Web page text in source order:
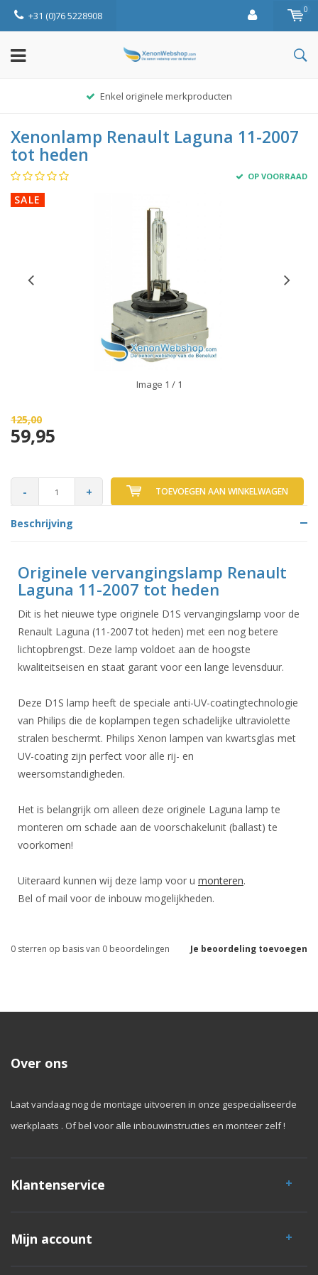
+31 (0)76 5228908 0
Enkel originele merkproducten
Xenonlamp Renault Laguna 11-2007
tot heden
OP VOORRAAD
SALE
Image 1 / 1
125,00
59,95
- + TOEVOEGEN AAN WINKELWAGEN
Beschrijving
Originele vervangingslamp Renault
Laguna 11-2007 tot heden
Dit is het nieuwe type originele D1S vervangingslamp voor de
Renault Laguna (11-2007 tot heden) met een nog betere
lichtopbrengst. Deze lamp voldoet aan de hoogste
kwaliteitseisen en staat garant voor een lange levensduur.
Deze D1S lamp heeft de speciale anti-UV-coatingtechnologie
van Philips die de koplampen tegen schadelijke ultraviolette
stralen beschermt. Philips Xenon lampen van kwartsglas met
UV-coating zijn perfect voor alle rij- en
weersomstandigheden.
Het is belangrijk om alleen deze originele Laguna lamp te
monteren om schade aan de voorschakelunit (ballast) te
voorkomen!
Uiteraard kunnen wij deze lamp voor u monteren.
Bel of mail voor de inbouw mogelijkheden.
Je beoordeling toevoegen
0 sterren op basis van 0 beoordelingen
Over ons
Laat vandaag nog de montage uitvoeren in onze gespecialiseerde
werkplaats . Of bel voor alle inbouwinstructies en monteer zelf !
Klantenservice
Mijn account